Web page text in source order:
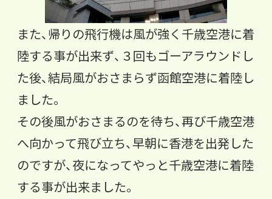
また、帰りの飛行機は風が強く千歳空港に着
陸する事が出来ず、３回もゴーアラウンドし
た後、結局風がおさまらず函館空港に着陸し
ました。
その後風がおさまるのを待ち、再び千歳空港
へ向かって飛び立ち、早朝に香港を出発した
のですが、夜になってやっと千歳空港に着陸
する事が出来ました。